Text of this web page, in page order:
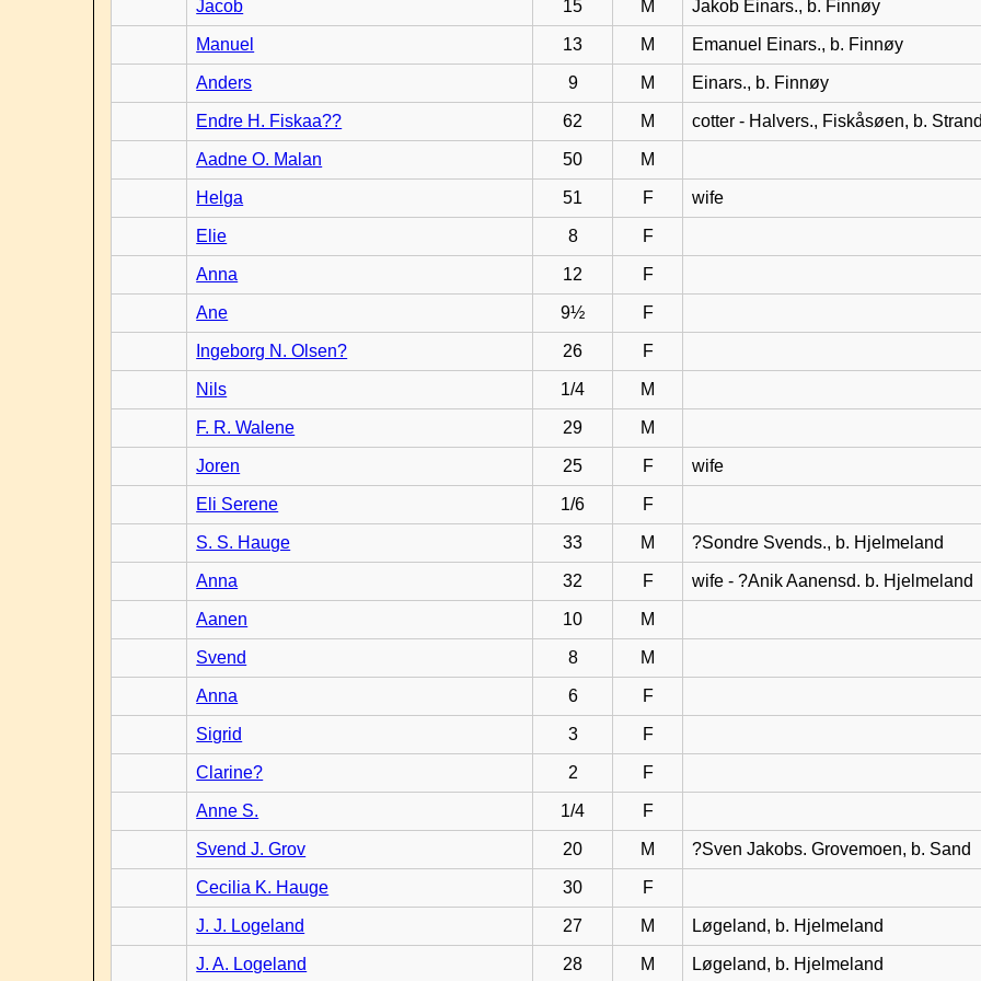
Jacob 15 M Jakob Einars., b. Finnøy
Manuel 13 M Emanuel Einars., b. Finnøy
Anders 9 M Einars., b. Finnøy
Endre H. Fiskaa?? 62 M cotter - Halvers., Fiskåsøen, b.
Aadne O. Malan 50 M
Helga 51 F wife
Elie 8 F
Anna 12 F
Ane 9½ F
Ingeborg N. Olsen? 26 F
Nils 1/4 M
F. R. Walene 29 M
Joren 25 F wife
Eli Serene 1/6 F
S. S. Hauge 33 M ?Sondre Svends., b. Hjelmeland
Anna 32 F wife - ?Anik Aanensd. b. Hjelmeland
Aanen 10 M
Svend 8 M
Anna 6 F
Sigrid 3 F
Clarine? 2 F
Anne S. 1/4 F
Svend J. Grov 20 M ?Sven Jakobs. Grovemoen, b. Sand
Cecilia K. Hauge 30 F
J. J. Logeland 27 M Løgeland, b. Hjelmeland
J. A. Logeland 28 M Løgeland, b. Hjelmeland